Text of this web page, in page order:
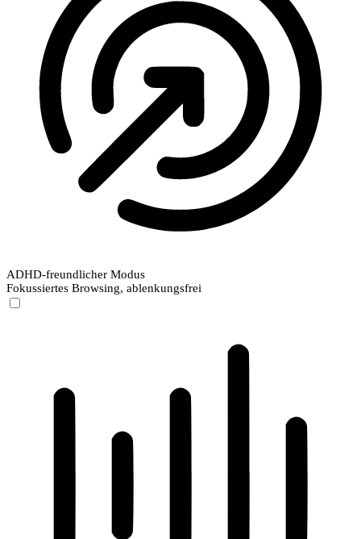
ADHD-freundlicher Modus
Fokussiertes Browsing, ablenkungsfrei